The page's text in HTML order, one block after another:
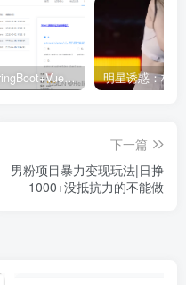
基于SpringBoot+Vue.js智能考试系统(源码+文档+视频+包运行)
下一篇
男粉项目暴力变现玩法|日挣
1000+没抵抗力的不能做